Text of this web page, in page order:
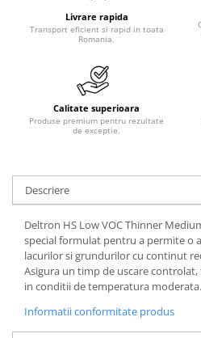
Livrare rapida
Transport eficient si rapid in toata
Romania.
Calitate superioara
Produse premium pentru rezultate
de exceptie.
Descriere
Deltron HS Low VOC Thinner
special formulat pentru a permite o
lacurilor si grundurilor cu continut
Asigura un timp de uscare
in conditii de temperatura moderata.
Informatii conformitate produs